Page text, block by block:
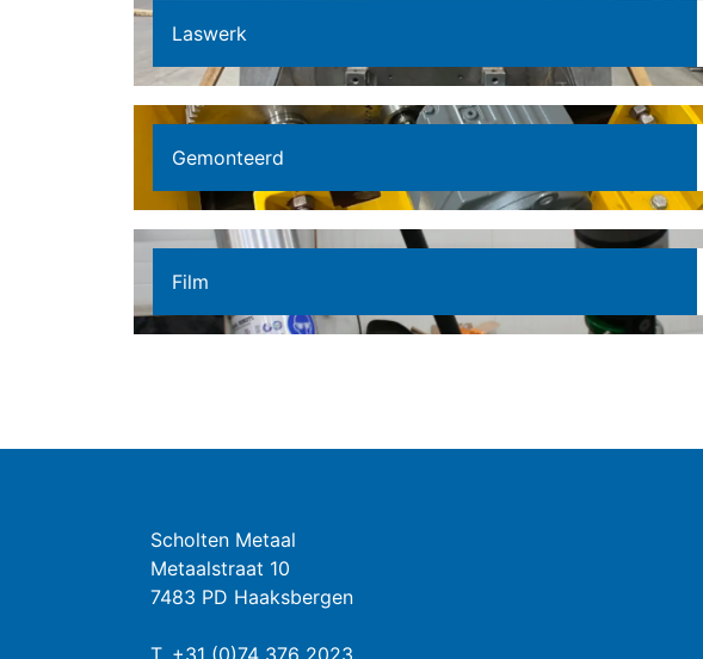
Laswerk
Gemonteerd
Film
Scholten Metaal
Metaalstraat 10
7483 PD Haaksbergen
T. +31 (0)74 376 2023